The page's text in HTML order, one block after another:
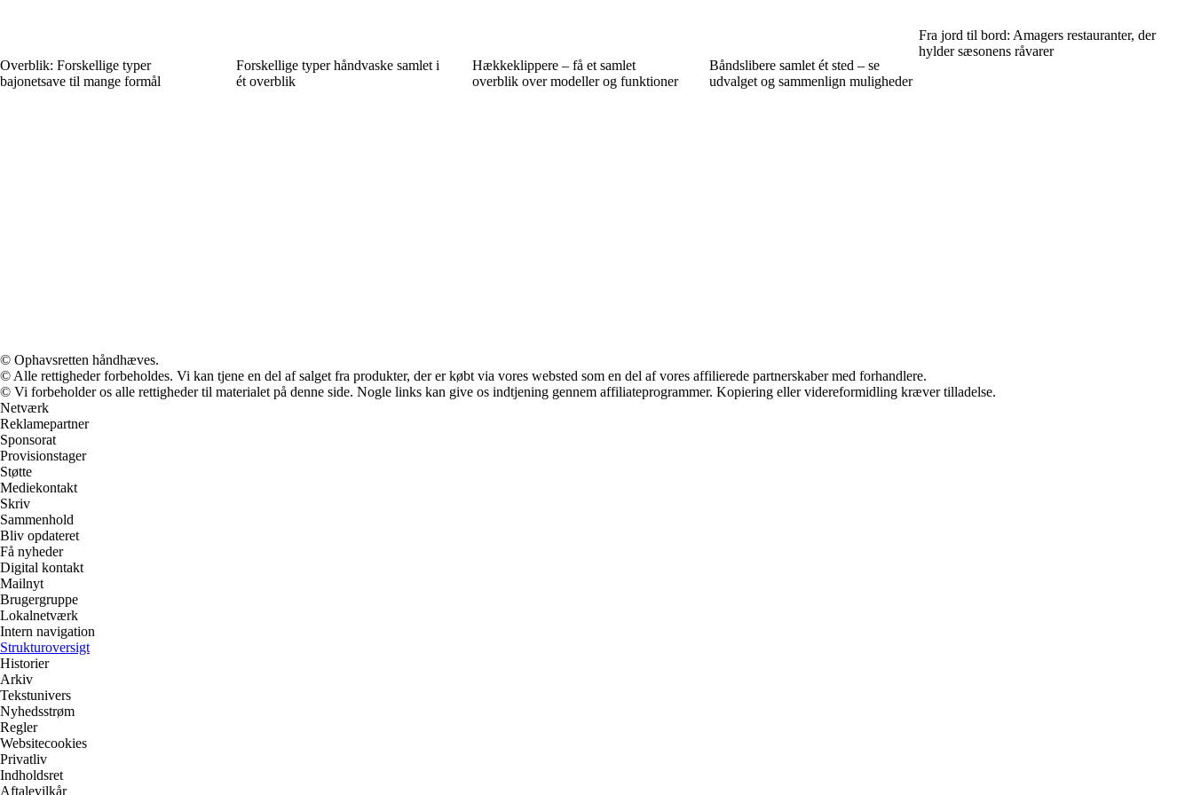
Overblik: Forskellige typer
bajonetsave til mange formål
Forskellige typer håndvaske samlet i
ét overblik
Hækkeklippere – få et samlet
overblik over modeller og funktioner
Båndslibere samlet ét sted – se
udvalget og sammenlign muligheder
Fra jord til bord: Amagers restauranter, der
hylder sæsonens råvarer
© Ophavsretten håndhæves.
© Alle rettigheder forbeholdes. Vi kan tjene en del af salget fra produkter, der er købt via vores websted som en del af vores affilierede partnerskaber med forhandlere.
© Vi forbeholder os alle rettigheder til materialet på denne side. Nogle links kan give os indtjening gennem affiliateprogrammer. Kopiering eller videreformidling kræver tilladelse.
Netværk
Reklamepartner
Sponsorat
Provisionstager
Støtte
Mediekontakt
Skriv
Sammenhold
Bliv opdateret
Få nyheder
Digital kontakt
Mailnyt
Brugergruppe
Lokalnetværk
Intern navigation
Strukturoversigt
Historier
Arkiv
Tekstunivers
Nyhedsstrøm
Regler
Websitecookies
Privatliv
Indholdsret
Aftalevilkår